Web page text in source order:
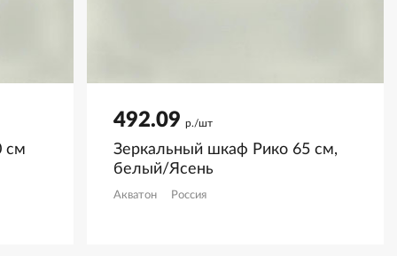
см
492.09 р./шт
Зеркальный шкаф Рико 65 см,
белый/Ясень
Акватон Россия